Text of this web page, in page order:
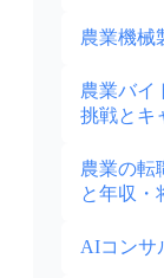
農業機械
農業バイ
挑戦とキ
農業の転
と年収・
AIコンサ